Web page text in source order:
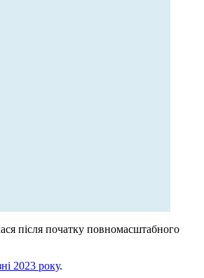
після початку повномасштабного
2023 року.